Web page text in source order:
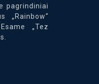
pagrindiniai
„Rainbow“
„Tez